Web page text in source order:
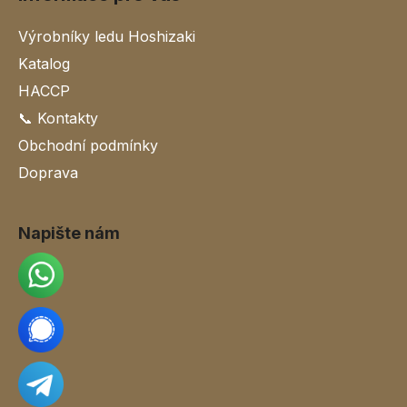
Výrobníky ledu Hoshizaki
Katalog
HACCP
📞 Kontakty
Obchodní podmínky
Doprava
Napište nám